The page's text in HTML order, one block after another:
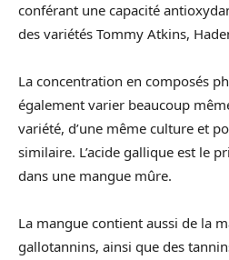
conférant une capacité
des variétés Tommy Atkins,
La concentration en composés
également varier beaucoup
variété, d’une même culture et
similaire. L’acide gallique est le
dans une mangue mûre.
La mangue contient aussi de la
gallotannins, ainsi que des